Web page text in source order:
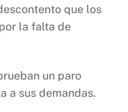
que los
la falta de
un paro
a sus demandas.